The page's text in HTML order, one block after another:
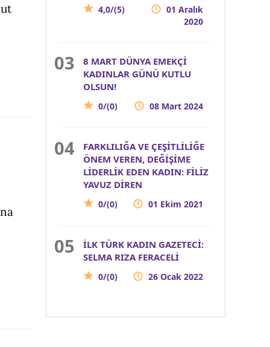
4,0/(5)
01 Aralık
2020
8 MART DÜNYA EMEKÇİ
KADINLAR GÜNÜ KUTLU
OLSUN!
0/(0) 08 Mart 2024
FARKLILIĞA VE ÇEŞİTLİLİĞE
ÖNEM VEREN, DEĞİŞİME
LİDERLİK EDEN KADIN: FİLİZ
YAVUZ DİREN
0/(0) 01 Ekim 2021
İLK TÜRK KADIN GAZETECİ:
SELMA RIZA FERACELİ
0/(0) 26 Ocak 2022